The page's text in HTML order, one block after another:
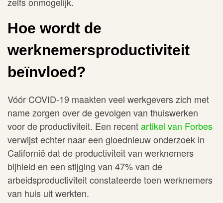
Hoe wordt de
werknemersproductiviteit
beïnvloed?
Vóór COVID-19 maakten veel werkgevers zich met
name zorgen over de gevolgen van thuiswerken
voor de productiviteit. Een recentartikel van Forbes
verwijst echter naar een gloednieuw onderzoek in
Californië dat de productiviteit van werknemers
bijhield en een stijging van 47% van de
arbeidsproductiviteit constateerde toen werknemers
van huis uit werkten.